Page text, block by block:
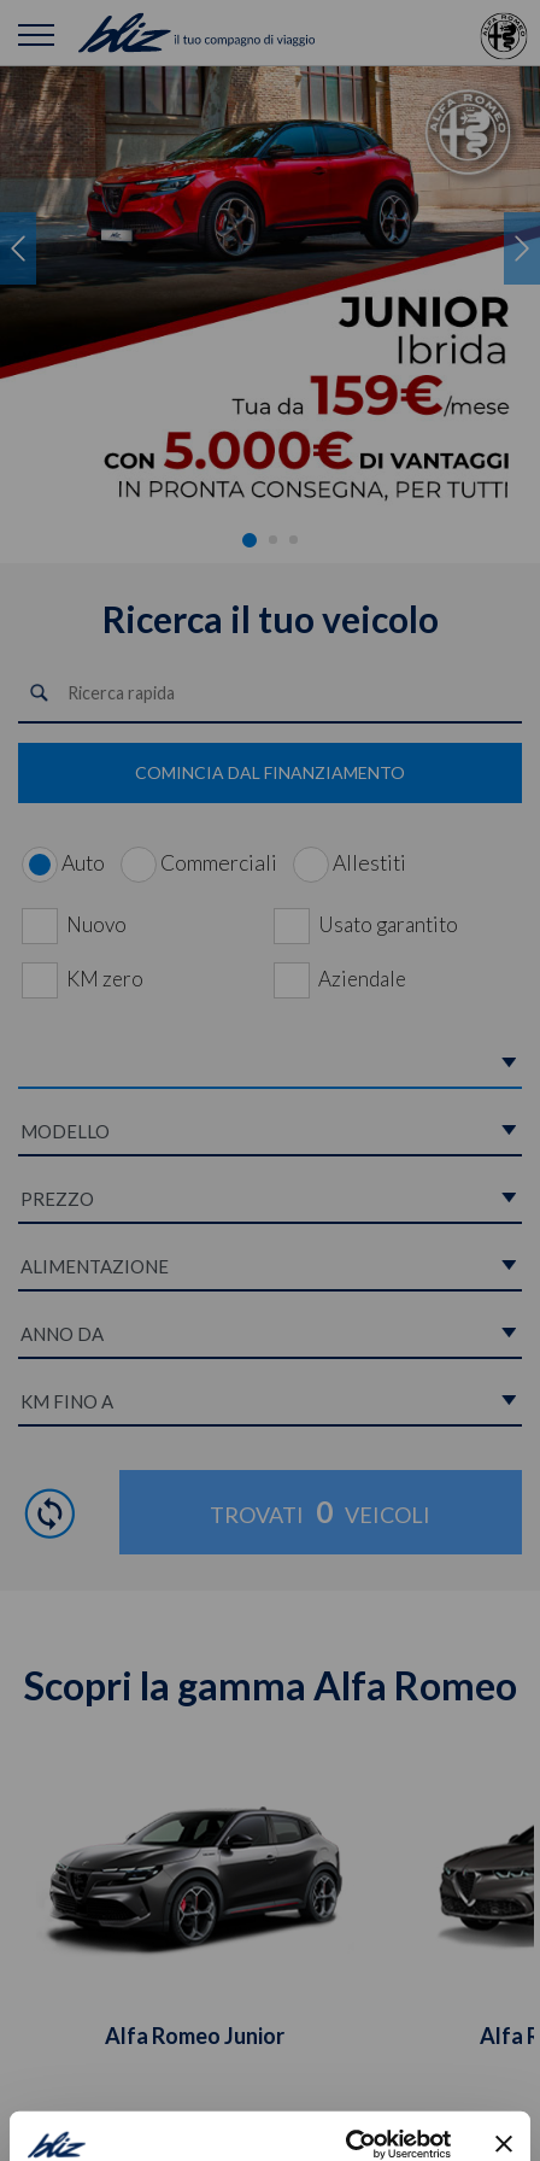
Ricerca il tuo veicolo
COMINCIA DAL FINANZIAMENTO
Auto Commerciali Allestiti
Nuovo Usato garantito
KM zero Aziendale
TROVATI 0 VEICOLI
Scopri la gamma Alfa Romeo
Alfa Romeo Junior Alfa